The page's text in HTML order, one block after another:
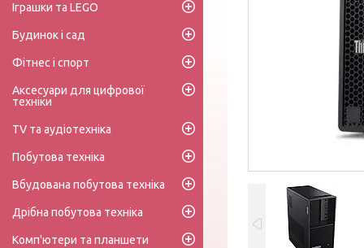
Іграшки та LEGO
Будинок і сад
Фітнес і спорт
Аксесуари для цифрової
техніки
TV та аудіотехніка
Побутова техніка
Вбудована побутова техніка
Дрібна побутова техніка
Комп'ютери та планшети